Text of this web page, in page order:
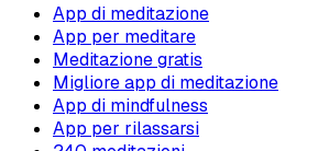
App di meditazione
App per meditare
Meditazione gratis
Migliore app di meditazione
App di mindfulness
App per rilassarsi